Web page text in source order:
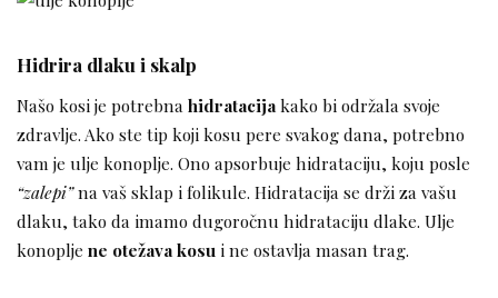
Hidrira dlaku i skalp
Našo kosi je potrebnahidratacijakako bi održala svoje
zdravlje. Ako ste tip koji kosu pere svakog dana, potrebno
vam je ulje konoplje. Ono apsorbuje hidrataciju, koju posle
“zalepi”na vaš sklap i folikule. Hidratacija se drži za vašu
dlaku, tako da imamo dugoročnu hidrataciju dlake. Ulje
konoplje ne otežava kosu i ne ostavlja masan trag.